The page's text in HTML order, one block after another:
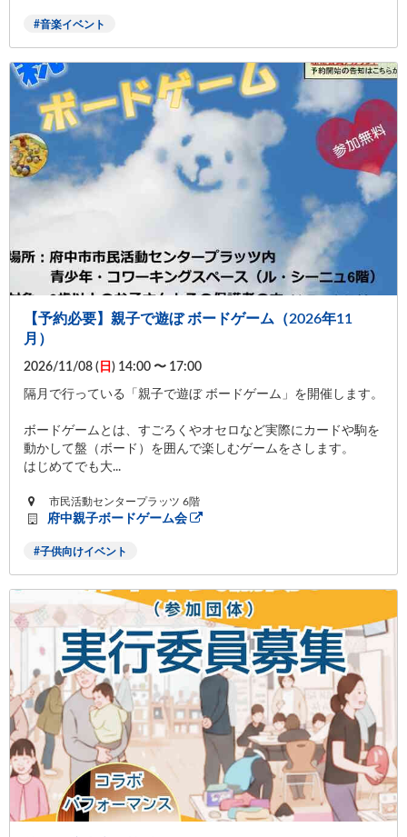
音楽イベント
【予約必要】親子で遊ぼ ボードゲーム（2026年11
月）
2026/11/08 ( 日 ) 14:00 〜 17:00
隔月で行っている「親子で遊ぼ ボードゲーム」を開催します。
ボードゲームとは、すごろくやオセロなど実際にカードや駒を
動かして盤（ボード）を囲んで楽しむゲームをさします。
はじめてでも大...
市民活動センタープラッツ 6階
府中親子ボードゲーム会
子供向けイベント